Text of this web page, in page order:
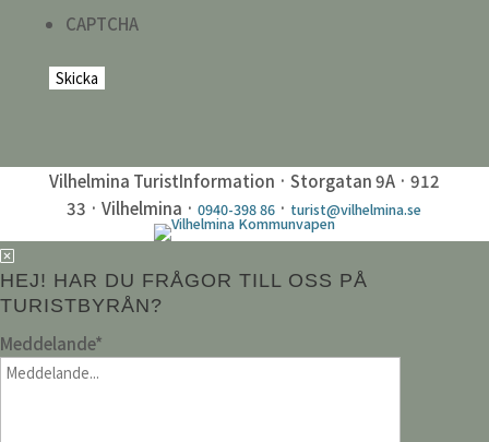
CAPTCHA
Vilhelmina TuristInformation · Storgatan 9A · 912
33 · Vilhelmina ·0940-398 86 · turist@vilhelmina.se
HEJ! HAR DU FRÅGOR TILL OSS PÅ
TURISTBYRÅN?
Meddelande*